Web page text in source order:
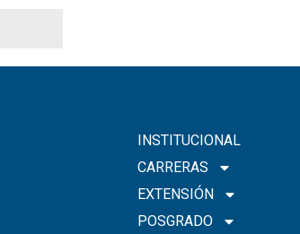
INSTITUCIONAL
CARRERAS
EXTENSIÓN
POSGRADO